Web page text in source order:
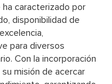
caracterizado por
disponibilidad de
para diversos
Con la incorporación
misión de acercar